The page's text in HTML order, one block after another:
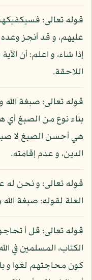
قوله تعالى:
عليهم، و قد أنجز
إذا شاء، و اعلم: أن
اللاحقة.
قوله تعالى: صبغة
بناء نوع من الصبغ أي
هي أحسن الصبغ لا
الدين، و عدم إقامته.
قوله تعالى: و نحن له
العلة لقوله: صبغة
قوله تعالى: قل أ
الكتاب، المسلمين في
كون محاجتهم لغوا و